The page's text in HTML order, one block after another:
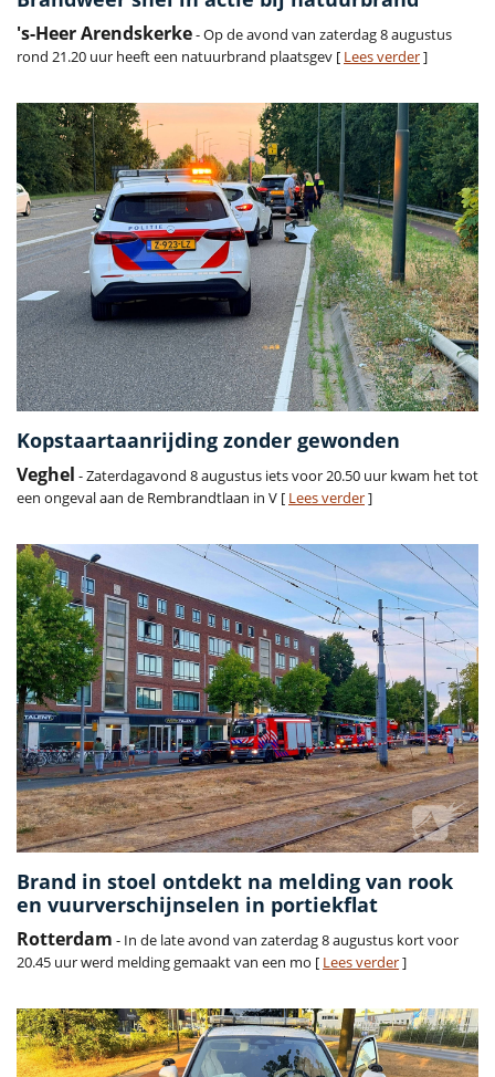
's-Heer Arendskerke- Op de avond van zaterdag 8 augustus
rond 21.20 uur heeft een natuurbrand plaatsgev [ Lees verder]
Kopstaartaanrijding zonder gewonden
Veghel - Zaterdagavond 8 augustus iets voor 20.50 uur kwam het tot
een ongeval aan de Rembrandtlaan in V [ Lees verder]
Brand in stoel ontdekt na melding van rook
en vuurverschijnselen in portiekflat
Rotterdam - In de late avond van zaterdag 8 augustus kort voor
20.45 uur werd melding gemaakt van een mo [ Lees verder]